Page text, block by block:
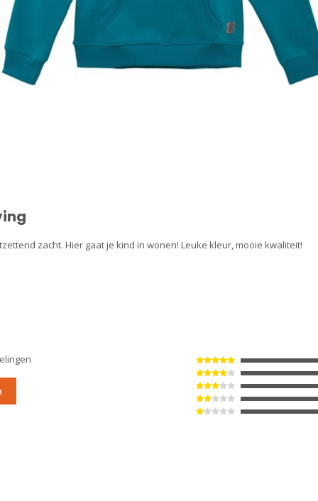
zacht. Hier gaat je kind in wonen! Leuke kleur, mooie kwaliteit!